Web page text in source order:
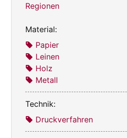
Regionen
Material:
Papier
Leinen
Holz
Metall
Technik:
Druckverfahren